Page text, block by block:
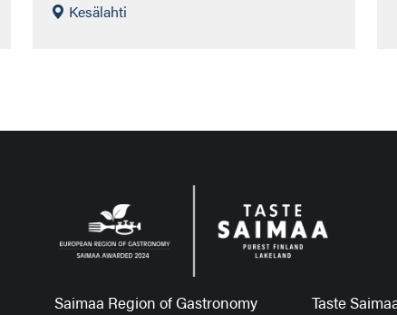
Kesälahti
Saimaa Region of Gastronomy Taste